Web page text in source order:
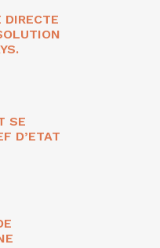
DIRECTE
SE
D’ETAT